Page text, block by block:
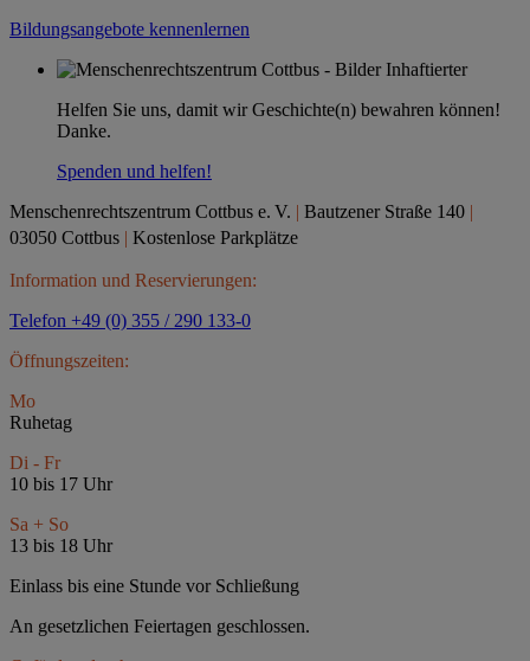
Bildungsangebote kennenlernen
Helfen Sie uns, damit wir Geschichte(n) bewahren können!
Danke.
Spenden und helfen!
Menschenrechtszentrum Cottbus e. V. | Bautzener Straße 140 |
03050 Cottbus | Kostenlose Parkplätze
Information und Reservierungen:
Telefon +49 (0) 355 / 290 133-0
Öffnungszeiten:
Mo
Ruhetag
Di - Fr
10 bis 17 Uhr
Sa + So
13 bis 18 Uhr
Einlass bis eine Stunde vor Schließung
An gesetzlichen Feiertagen geschlossen.